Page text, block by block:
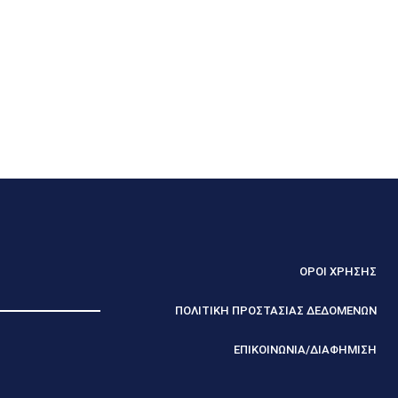
ΟΡΟΙ ΧΡΗΣΗΣ
ΠΟΛΙΤΙΚΗ ΠΡΟΣΤΑΣΙΑΣ ΔΕΔΟΜΕΝΩΝ
ΕΠΙΚΟΙΝΩΝΙΑ/ΔΙΑΦΗΜΙΣΗ